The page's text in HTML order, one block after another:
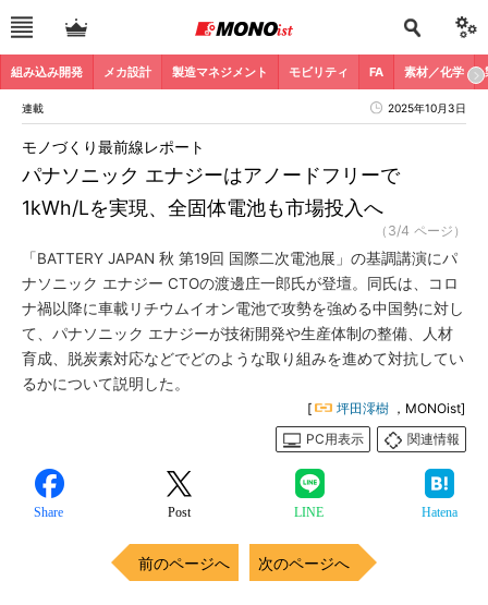
組み込み開発 メカ設計 製造マネジメント モビリティ FA 素材／化学
連載 2025年10月3日
パナソニック エナジーはアノードフリーで
1kWh/Lを実現、全固体電池も市場投入へ
モノづくり最前線レポート
（3/4 ページ）
「BATTERY JAPAN 秋 第19回 国際二次電池展」の基調講演にパ
ナソニック エナジー CTOの渡邊庄一郎氏が登壇。同氏は、コロ
ナ禍以降に車載リチウムイオン電池で攻勢を強める中国勢に対し
て、パナソニック エナジーが技術開発や生産体制の整備、人材
育成、脱炭素対応などでどのような取り組みを進めて対抗してい
るかについて説明した。
[ 坪田澪樹 ，MONOist]
PC用表示
関連情報
Share Post LINE Hatena
前のページへ 次のページへ